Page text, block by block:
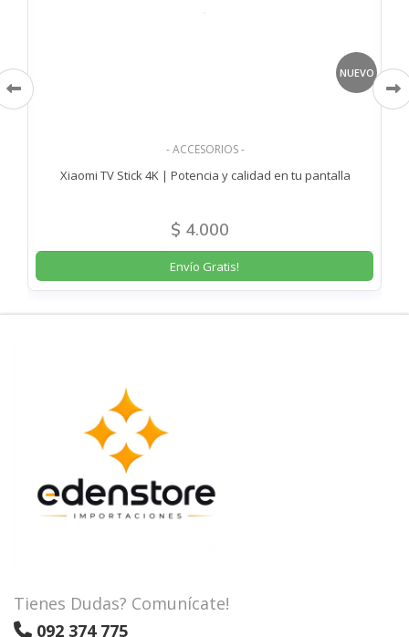
NUEVO
- ACCESORIOS -
Xiaomi TV Stick 4K | Potencia y calidad en tu pantalla
$ 4.000
Envío Gratis!
Tienes Dudas? Comunícate!
092 374 775